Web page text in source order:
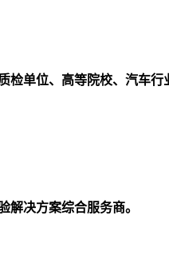
单位、高等院校、汽车行
解决方案综合服务商。